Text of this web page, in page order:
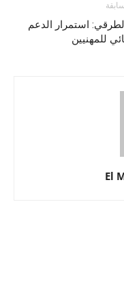
استمرار الدعم
للمهنيين
El